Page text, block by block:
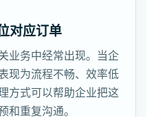
对应订单
业务中经常出现。当企
现为流程不畅、效率低
方式可以帮助企业把这
和重复沟通。